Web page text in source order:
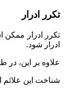
تکرر ادرار
تکرر ادرار ممکن
ادرار شود.
علاوه بر این،
شناخت این علائم